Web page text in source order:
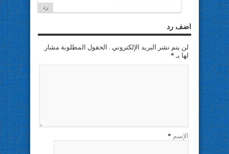
رد
اضف رد
لن يتم نشر البريد الإلكتروني . الحقول المطلوبة مشار
لها بـ *
الإسم *